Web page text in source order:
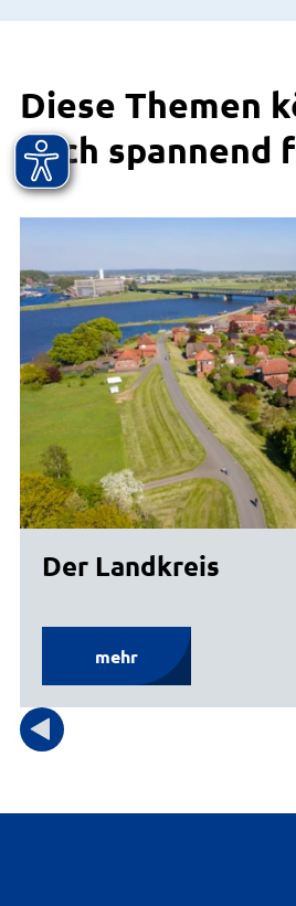
Diese Themen
auch spannend
Der Landkreis
mehr